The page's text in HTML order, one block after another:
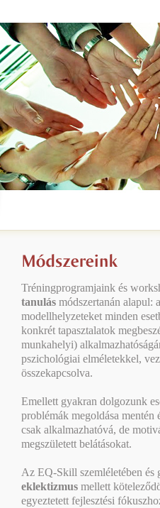
Tréningprogramjaink és
tanulás módszertanán alapul:
modellhelyzeteket minden
konkrét tapasztalatok
munkahelyi)
pszichológiai elméletekkel,
összekapcsolva.
Emellett gyakran dolgozunk
problémák megoldása mentén
csak alkalmazhatóvá, de
megszületett belátásokat.
Az EQ-Skill szemléletében és
eklektizmus mellett
egyeztetett fejlesztési